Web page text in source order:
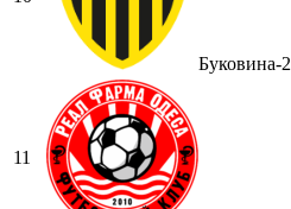
Буковина-2
11